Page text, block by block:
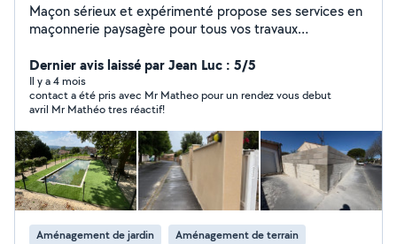
Maçon sérieux et expérimenté propose ses services en
maçonnerie paysagère pour tous vos travaux
communes alentours. Terrasse béton avec finition
suggérée Pose de pavés bordures et dalles Murets
décoratifs et murs de soutènement jardinières
maçonnées Rénovation et petits travaux extérieurs
Travail soigné, conseils personnalisés selon votre projet.
Devis gratuit Intervention rapide. Contactez-moi par
message ou téléphone pour plus d'informations.
Dernier avis laissé par Jean Luc : 5/5
Il y a 4 mois
contact a été pris avec Mr Matheo pour un rendez vous debut
avril Mr Mathéo tres réactif!
Aménagement de jardin Aménagement de terrain